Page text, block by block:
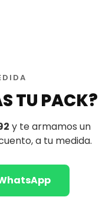
TU PACK?
y te armamos un
a tu medida.